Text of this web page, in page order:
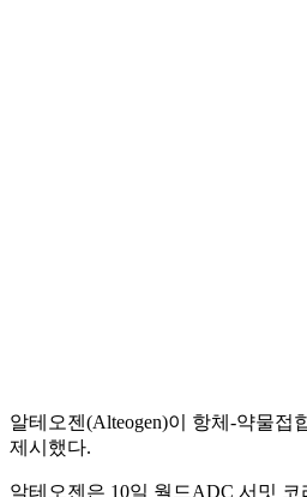
알테오젠(Alteogen)이 항체-약물접
제시했다.
알테오젠은 10일 월드ADC 서밋